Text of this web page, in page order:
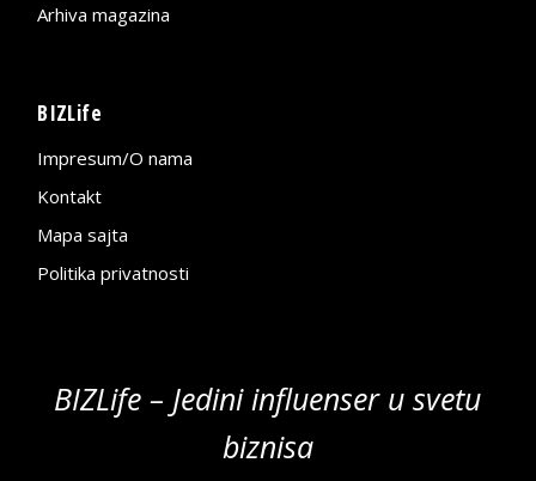
Arhiva magazina
BIZLife
Impresum/O nama
Kontakt
Mapa sajta
Politika privatnosti
BIZLife – Jedini influenser u svetu
biznisa